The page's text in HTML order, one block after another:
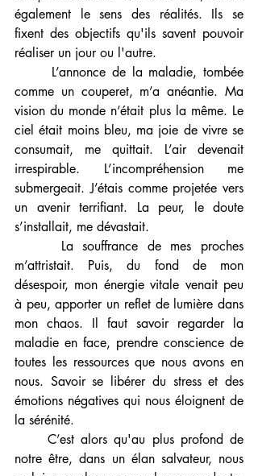
également le sens des réalités. Ils se
fixent des objectifs qu'ils savent pouvoir
réaliser un jour ou l'autre.
comme un couperet, m’a anéantie. Ma
vision du monde n’était plus la même. Le
ciel était moins bleu, ma joie de vivre se
consumait, me quittait. L’air devenait
irrespirable. L’incompréhension me
submergeait. J’étais comme projetée vers
un avenir terrifiant. La peur, le doute
s’installait, me dévastait.
m’attristait. Puis, du fond de mon
désespoir, mon énergie vitale venait peu
à peu, apporter un reflet de lumière dans
mon chaos. Il faut savoir regarder la
maladie en face, prendre conscience de
toutes les ressources que nous avons en
nous. Savoir se libérer du stress et des
émotions négatives qui nous éloignent de
la sérénité.
notre être, dans un élan salvateur, nous